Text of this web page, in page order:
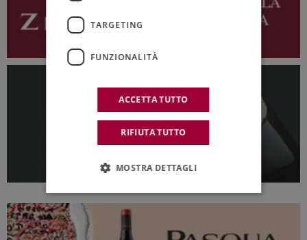
TARGETING
FUNZIONALITÀ
ACCETTA TUTTO
RIFIUTA TUTTO
MOSTRA DETTAGLI